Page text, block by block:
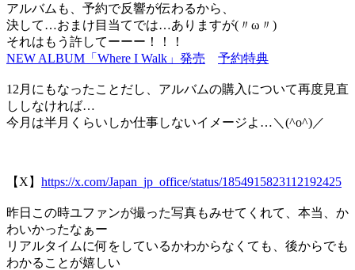
アルバムも、予約で反響が伝わるから、
決して…おまけ目当てでは…ありますが(〃ω〃)
それはもう許してーーー！！！
NEW ALBUM「Where I Walk」発売
予約特典
12月にもなったことだし、アルバムの購入について再度見直
ししなければ…
今月は半月くらいしか仕事しないイメージよ…＼(^o^)／
【X】 https://x.com/Japan_jp_office/status/1854915823112192425
昨日この時ユファンが撮った写真もみせてくれて、本当、か
わいかったなぁー
リアルタイムに何をしているかわからなくても、後からでも
わかることが嬉しい